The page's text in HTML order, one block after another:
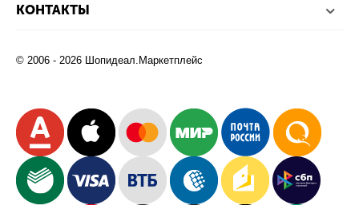
КОНТАКТЫ
© 2006 - 2026 Шопидеал.Маркетплейс